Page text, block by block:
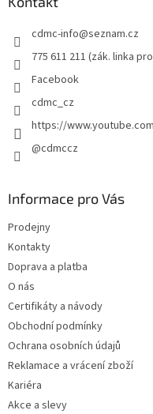
cdmc-info@seznam.cz
775 611 211 (zák. linka
Facebook
cdmc_cz
https://
@cdmccz
Informace pro Vás
Prodejny
Kontakty
Doprava a platba
O nás
Certifikáty a návody
Obchodní podmínky
Ochrana osobních údajů
Reklamace a vrácení zboží
Kariéra
Akce a slevy